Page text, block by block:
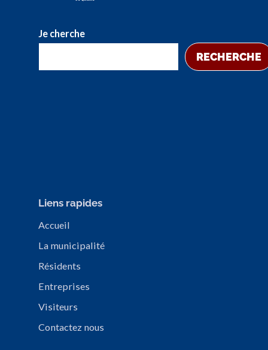
Je cherche
RECHERCHE
Liens rapides
Accueil
La municipalité
Résidents
Entreprises
Visiteurs
Contactez nous